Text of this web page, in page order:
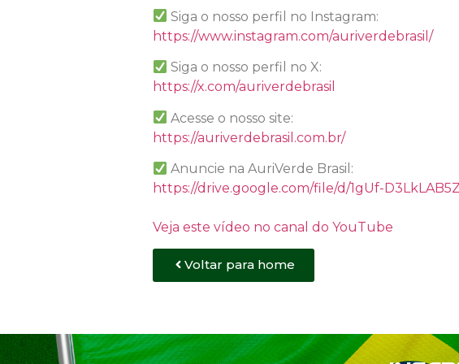
Siga o nosso perfil no Instagram:
https://www.instagram.com/auriverdebrasil/
Siga o nosso perfil no X:
https://x.com/auriverdebrasil
Acesse o nosso site:
https://auriverdebrasil.com.br/
Anuncie na AuriVerde Brasil:
https://drive.google.com/file/d/1gUf-
Veja este vídeo no canal do YouTube
Voltar para home